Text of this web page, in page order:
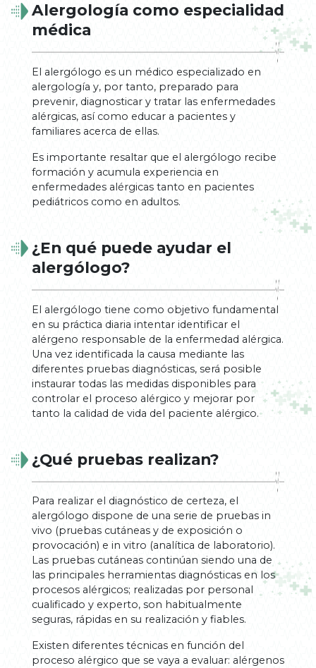
Alergología como especialidad
médica
El alergólogo es un médico especializado en
alergología y, por tanto, preparado para
prevenir, diagnosticar y tratar las enfermedades
alérgicas, así como educar a pacientes y
familiares acerca de ellas.
Es importante resaltar que el alergólogo recibe
formación y acumula experiencia en
enfermedades alérgicas tanto en pacientes
pediátricos como en adultos.
¿En qué puede ayudar el
alergólogo?
El alergólogo tiene como objetivo fundamental
en su práctica diaria intentar identificar el
alérgeno responsable de la enfermedad alérgica.
Una vez identificada la causa mediante las
diferentes pruebas diagnósticas, será posible
instaurar todas las medidas disponibles para
controlar el proceso alérgico y mejorar por
tanto la calidad de vida del paciente alérgico.
¿Qué pruebas realizan?
Para realizar el diagnóstico de certeza, el
alergólogo dispone de una serie de pruebas in
vivo (pruebas cutáneas y de exposición o
provocación) e in vitro (analítica de laboratorio).
Las pruebas cutáneas continúan siendo una de
las principales herramientas diagnósticas en los
procesos alérgicos; realizadas por personal
cualificado y experto, son habitualmente
seguras, rápidas en su realización y fiables.
Existen diferentes técnicas en función del
proceso alérgico que se vaya a evaluar: alérgenos